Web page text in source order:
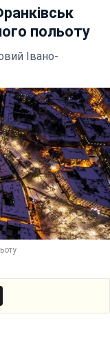
польоту
Івано-